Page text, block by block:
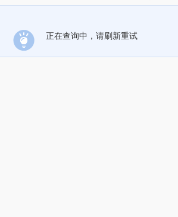
正在查询中，请刷新重试